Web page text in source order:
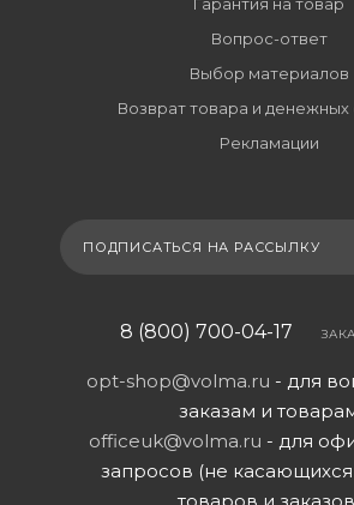
Вопрос-ответ
Выбор материалов
Возврат товара и денежных
Рекламации
ПОДПИСАТЬСЯ НА РАССЫЛКУ
8 (800) 700-04-17
opt-shop@volma.ru - для
заказам и
officeuk@volma.ru - для
запросов (не